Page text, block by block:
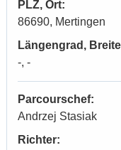
PLZ, Ort:
86690, Mertingen
Längengrad,
-, -
Parcourschef:
Andrzej Stasiak
Richter: